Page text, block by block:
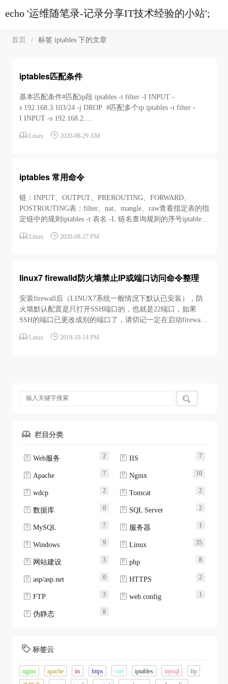
echo '运维随笔录-记录分享IT技术经验的小站';
首页 / 标签 iptables 下的文章
iptables匹配条件
基本匹配条件#匹配ip段 iptables -t filter -I INPUT -
s 192.168.3.103/24 -j DROP #匹配多个ip iptables -t filter -
I INPUT -s 192.168.2....
 Linux  2020-08-29 AM
iptables 常用命令
链：INPUT、OUTPUT、PREROUTING、FORWARD、
POSTROUTING表：filter、nat、mangle、raw查看指定表的指
定链中的规则iptables -t 表名 -L 链名查询规则的序号iptables -
 Linux  2020-08-27 PM
linux7 firewalld防火墙禁止IP或端口访问命令整理
安装firewall后（LINUX7系统一般情况下默认已安装），防
火墙默认配置是只打开SSH端口的，也就是22端口，如果
SSH的端口已更改成别的端口了，请切记一定在启动firewall
路径：/usr/lib/firewalld/services/ssh.xml 把22改成你的远程端
 Linux  2019-10-14 PM

 栏目分类
 Web服务 2  IIS 7
 Apache 7  Nginx 10
 wdcp 2  Tomcat 2
 数据库 0  SQL Server 2
 MySQL 7  服务器 1
 Windows 9  Linux 35
 网站建设 3  php 8
 asp/asp.net 0  HTTPS 2
 FTP 3  web.config 1
 伪静态 8
 标签云
nginx apache iis https curl iptables mysql
ftp